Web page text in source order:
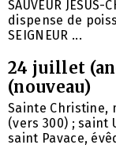
SAUVEUR
dispense de
SEIGNEUR ...
24 juillet
(nouveau)
Sainte Christine,
(vers 300) ; saint
saint Pavace,